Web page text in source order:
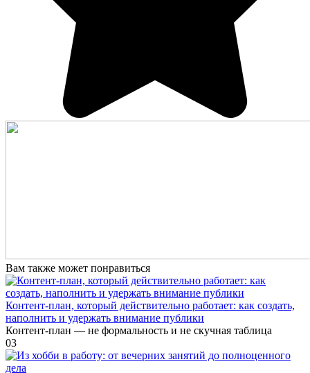
Вам также может понравиться
Контент-план, который действительно работает: как создать,
наполнить и удержать внимание публики
Контент-план — не формальность и не скучная таблица
03